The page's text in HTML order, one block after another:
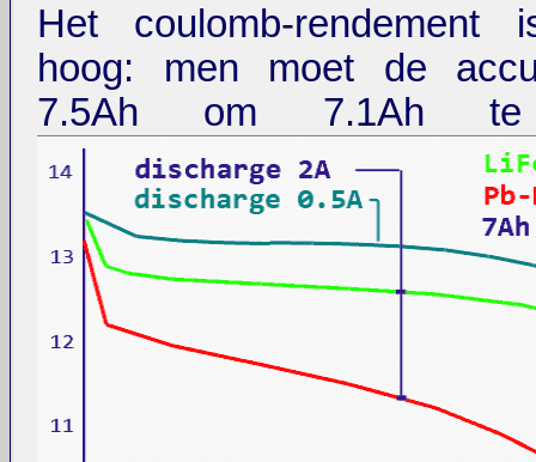
Het coulomb-
hoog: men moet de
7.5Ah om 7.1Ah te